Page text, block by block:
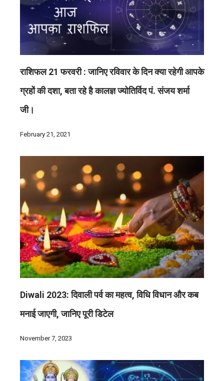
राशिफल 21 फरवरी : जानिए रविवार के दिन क्या रहेगी आपके
ग्रहों की दशा, बता रहे है कालज्ञ ज्योतिर्विद पं. संजय शर्मा
जी।
February 21, 2021
Diwali 2023: दिवाली पर्व का महत्व, विधि विधान और कब
मनाई जाएगी, जानिए पूरी डिटेल
November 7, 2023